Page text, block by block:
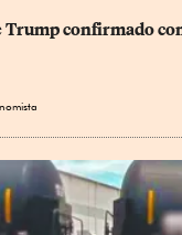
Trump confirmado